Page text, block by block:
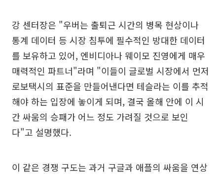
강 센터장은 "우버는 출퇴근 시간의 병목 현상이나
통계 데이터 등 시장 침투에 필수적인 방대한 데이터
를 보유하고 있어, 엔비디아나 웨이모 진영에게 매우
매력적인 파트너"라며 "이들이 글로벌 시장에서 먼저
로보택시의 표준을 만들어낸다면 테슬라는 이를 추적
해야 하는 입장에 놓이게 되며, 결국 올해 안에 이 시
간 싸움의 승패가 어느 정도 가려질 것으로 보인
다"고 설명했다.
이 같은 경쟁 구도는 과거 구글과 애플의 싸움을 연상